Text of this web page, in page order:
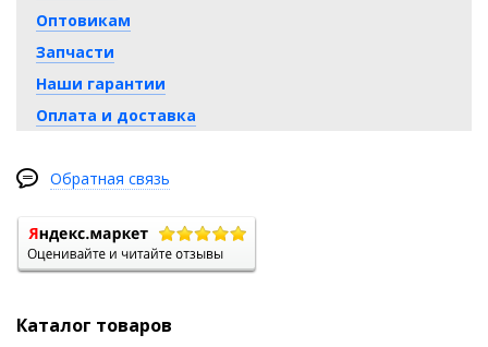
Оптовикам
Запчасти
Наши гарантии
Оплата и доставка
Обратная связь
Каталог товаров